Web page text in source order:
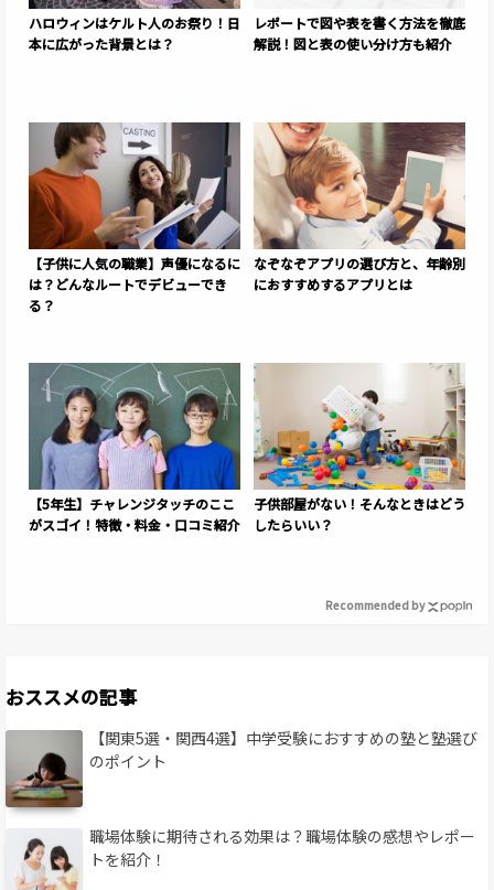
ハロウィンはケルト人のお祭り！日
本に広がった背景とは？
レポートで図や表を書く方法を徹底
解説！図と表の使い分け方も紹介
【子供に人気の職業】声優になるに
は？どんなルートでデビューでき
る？
なぞなぞアプリの選び方と、年齢別
におすすめするアプリとは
【5年生】チャレンジタッチのここ
がスゴイ！特徴・料金・口コミ紹介
子供部屋がない！そんなときはどう
したらいい？
Recommended by
おススメの記事
【関東5選・関西4選】中学受験におすすめの塾と塾選び
のポイント
職場体験に期待される効果は？職場体験の感想やレポー
トを紹介！